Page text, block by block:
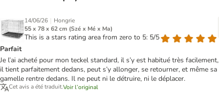
14/06/26 | Hongrie
55 x 78 x 62 cm (Szé x Mé x Ma)
This is a stars rating area from zero to 5: 5/5
Parfait
Je l’ai acheté pour mon teckel standard, il s’y est habitué très facilement,
il tient parfaitement dedans, peut s’y allonger, se retourner, et même sa
gamelle rentre dedans. Il ne peut ni le détruire, ni le déplacer.
Cet avis a été traduit.Voir l’original